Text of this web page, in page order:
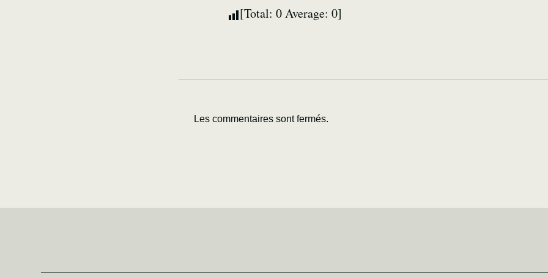
[Total: 0Average: 0]
Les commentaires sont fermés.